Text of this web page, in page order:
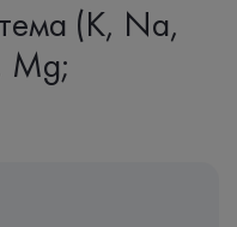
(K, Na,
Mg;